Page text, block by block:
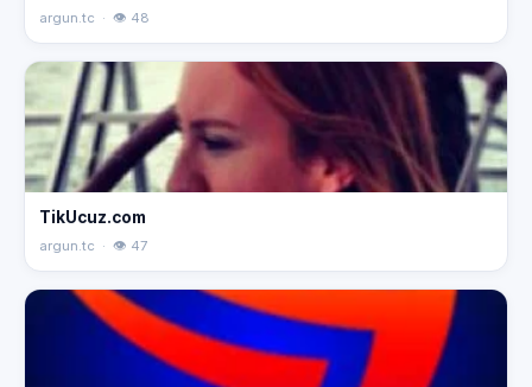
argun.tc · 👁 48
TikUcuz.com
argun.tc · 👁 47